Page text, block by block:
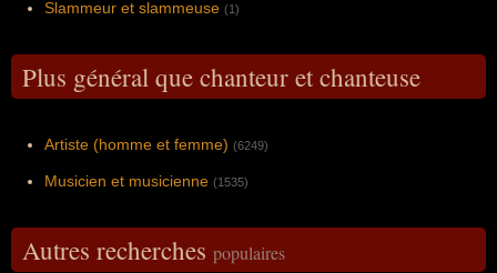
Slammeur et slammeuse (1)
Plus général que chanteur et chanteuse
Artiste (homme et femme) (6249)
Musicien et musicienne (1535)
Autres recherches populaires